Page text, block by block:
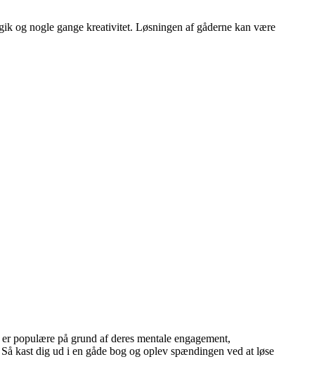
og nogle gange kreativitet. Løsningen af gåderne kan være
populære på grund af deres mentale engagement,
kast dig ud i en gåde bog og oplev spændingen ved at løse